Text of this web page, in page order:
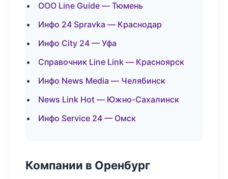
ООО Line Guide — Тюмень
Инфо 24 Spravka — Краснодар
Инфо City 24 — Уфа
Справочник Line Link — Красноярск
Инфо News Media — Челябинск
News Link Hot — Южно-Сахалинск
Инфо Service 24 — Омск
Компании в Оренбург